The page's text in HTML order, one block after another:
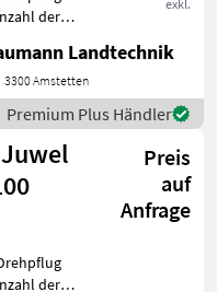
exkl.
der
-
5 Scharer
Landtechnik
3300 Amstetten
Premium Plus Händler
Preis
auf
Anfrage
der